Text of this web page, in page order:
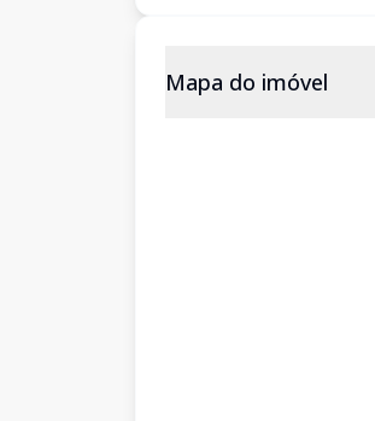
Mapa do imóvel